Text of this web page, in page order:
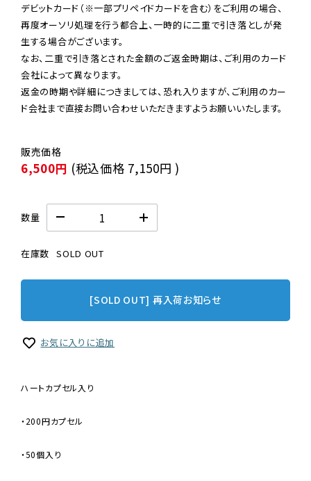
デビットカード（※一部プリペイドカードを含む）をご利用の場合、
再度オーソリ処理を行う都合上、一時的に二重で引き落としが発
生する場合がございます。
なお、二重で引き落とされた金額のご返金時期は、ご利用のカード
会社によって異なります。
返金の時期や詳細につきましては、恐れ入りますが、ご利用のカー
ド会社まで直接お問い合わせいただきますようお願いいたします。
6,500円 (税込価格 7,150円 )
数量
在庫数 SOLD OUT
[SOLD OUT] 再入荷お知らせ
お気に入りに追加
ハートカプセル入り
・200円カプセル
・50個入り